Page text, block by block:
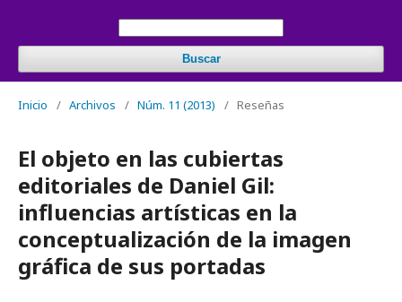
Buscar
Inicio / Archivos / Núm. 11 (2013) / Reseñas
El objeto en las cubiertas
editoriales de Daniel Gil:
influencias artísticas en la
conceptualización de la imagen
gráfica de sus portadas